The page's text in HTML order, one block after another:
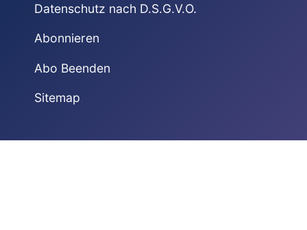
Datenschutz nach D.S.G.V.O.
Abonnieren
Abo Beenden
Sitemap